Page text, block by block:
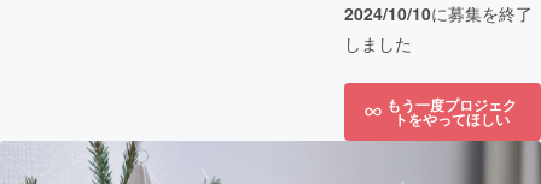
2024/10/10に募集を終了
しました
もう一度プロジェク
トをやってほしい